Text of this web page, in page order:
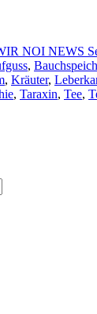
NOI NEWS
,
, Kräuter,
, Taraxin, Tee,